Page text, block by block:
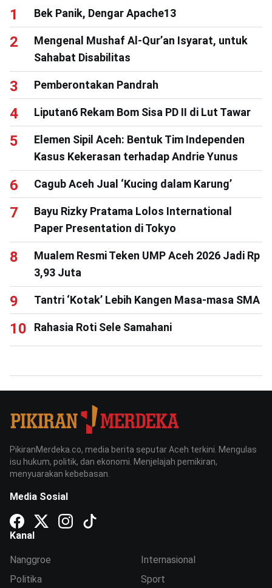
Bek Panik, Dengar Apache13
Mengenal Mushaf Al-Qur’an Isyarat, untuk
Sahabat Disabilitas
Pemberontakan Pandrah
Liputan6 Rekam Bom Sisa PD II di Lut Tawar
Elemen Sipil Aceh: Bentuk Tim Independen
Kasus Kekerasan terhadap Andrie Yunus
Cagub Aceh Jual ‘Kucing dalam Karung’
Bayu Rizky Pratama Lolos International
Paper Presentation di Tokyo
Mualem Resmi Teken UMP Aceh 2026 Jadi Rp
3,93 Juta
Tantri ‘Kotak’ Lebih Kangen Masa-masa SMA
Rahasia Roti Sele Samahani
PikiranMerdeka.co, media berita seputar Aceh terkini. Mengulas
isu hukum, politik, dan ekonomi. Menjelajah pemikiran,
menyuarakan kebebasan.
Media Sosial
Kanal
Nanggroe
Politika
Internasional
Sport